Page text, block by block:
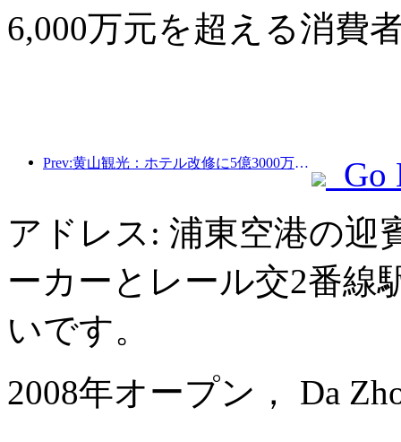
6,000万元を超える消費
Prev:黄山観光：ホテル改修に5億3000万元を投資する計画
Go
アドレス: 浦東空港の迎
ーカーとレール交2番線
いです。
2008年オープン， Da